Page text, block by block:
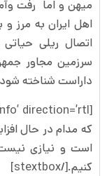
میهن و اما رفت
اهل ایران به مرز
اتصال ریلی
سرزمین مجاور
داراست شناخته
که مدام در حال
است و نیازی نیست
کنیم.[/stextbox]